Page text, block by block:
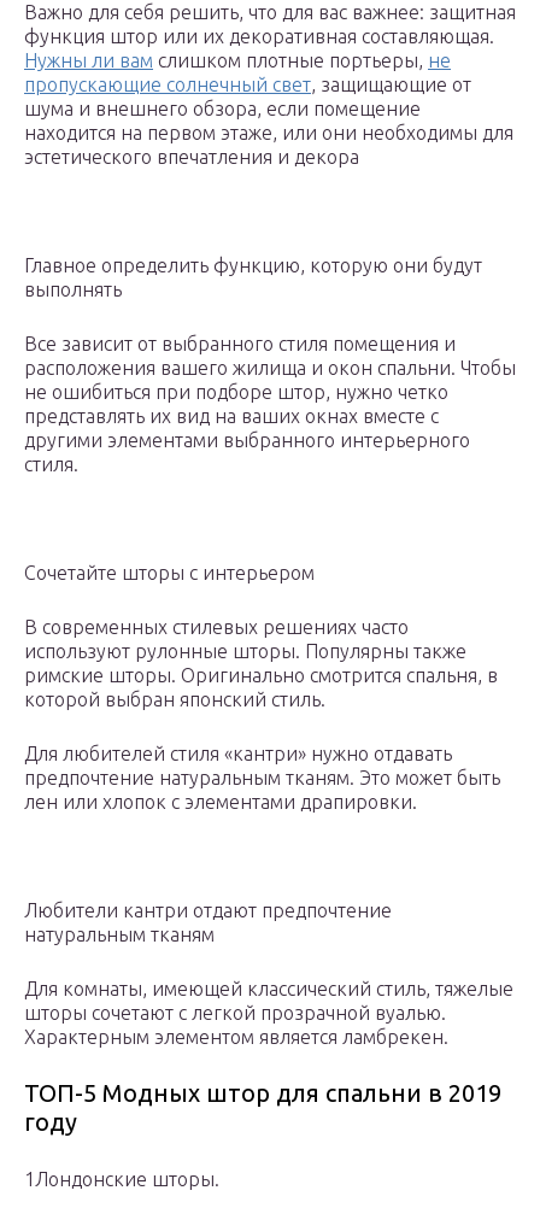
Важно для себя решить, что для вас важнее: защитная
функция штор или их декоративная составляющая.
Нужны ли вам слишком плотные портьеры, не
пропускающие солнечный свет, защищающие от
шума и внешнего обзора, если помещение
находится на первом этаже, или они необходимы для
эстетического впечатления и декора
Главное определить функцию, которую они будут
выполнять
Все зависит от выбранного стиля помещения и
расположения вашего жилища и окон спальни. Чтобы
не ошибиться при подборе штор, нужно четко
представлять их вид на ваших окнах вместе с
другими элементами выбранного интерьерного
стиля.
Сочетайте шторы с интерьером
В современных стилевых решениях часто
используют рулонные шторы. Популярны также
римские шторы. Оригинально смотрится спальня, в
которой выбран японский стиль.
Для любителей стиля «кантри» нужно отдавать
предпочтение натуральным тканям. Это может быть
лен или хлопок с элементами драпировки.
Любители кантри отдают предпочтение
натуральным тканям
Для комнаты, имеющей классический стиль, тяжелые
шторы сочетают с легкой прозрачной вуалью.
Характерным элементом является ламбрекен.
ТОП-5 Модных штор для спальни в 2019
году
1Лондонские шторы.